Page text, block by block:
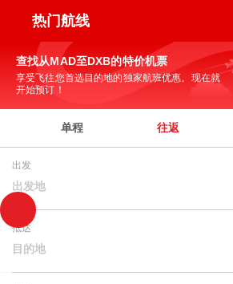
热门航线
查找从MAD至DXB的特价机票
享受飞往您首选目的地的独家航班优惠。现在就
开始预订！
单程 往返
出发
出发地
抵达
目的地